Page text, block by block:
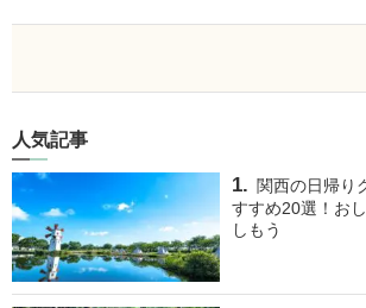
人気記事
関西の日帰り
すすめ20選！お
しもう